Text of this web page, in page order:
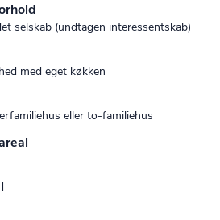
selskab (undtagen interessent­skab)
med eget køkken
eller to-familiehus